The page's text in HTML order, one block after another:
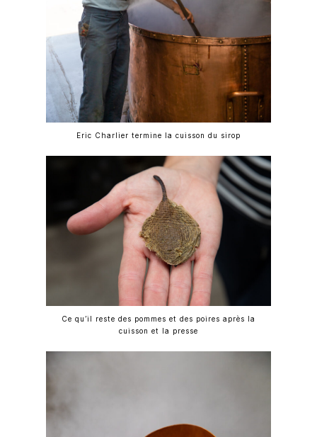
Eric Charlier termine la cuisson du sirop
Ce qu’il reste des pommes et des poires après la
cuisson et la presse